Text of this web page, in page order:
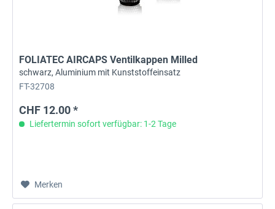
FOLIATEC AIRCAPS Ventilkappen Milled
schwarz, Aluminium mit Kunststoffeinsatz
FT-32708
CHF 12.00 *
Liefertermin sofort verfügbar: 1-2 Tage
Merken